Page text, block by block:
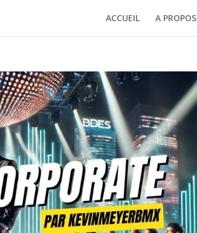
ACCUEIL A PROPOS